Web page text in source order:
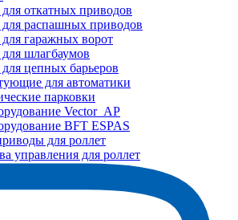
для откатных приводов
для распашных приводов
для гаражных ворот
для шлагбаумов
для цепных барьеров
для автоматики
парковки
Vector_AP
BFT ESPAS
для роллет
управления для роллет